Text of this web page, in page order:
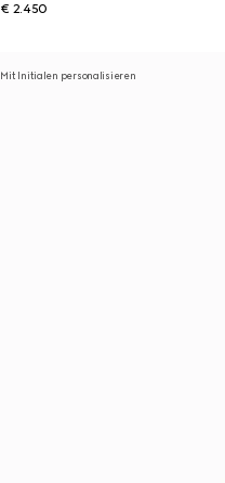
€ 2.450
Mit Initialen personalisieren